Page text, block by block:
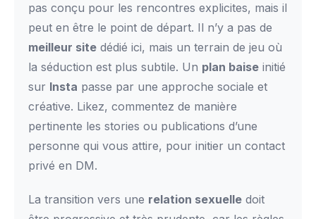
pas conçu pour les rencontres explicites, mais il
peut en être le point de départ. Il n’y a pas de
meilleur site dédié ici, mais un terrain de jeu où
la séduction est plus subtile. Un plan baise initié
sur Insta passe par une approche sociale et
créative. Likez, commentez de manière
pertinente les stories ou publications d’une
personne qui vous attire, pour initier un contact
privé en DM.
La transition vers une relation sexuelle doit